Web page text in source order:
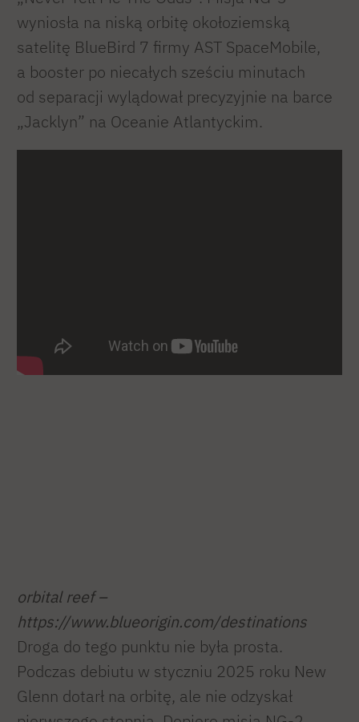
wyniosła na niską orbitę okołoziemską
satelitę BlueBird 7 firmy AST SpaceMobile,
a booster po niecałych sześciu minutach
od separacji wylądował precyzyjnie na barce
„Jacklyn” na Oceanie Atlantyckim.
orbital reef –
https://www.blueorigin.com/destinations
Droga do tego punktu nie była prosta.
Podczas debiutu w styczniu 2025 roku New
Glenn dotarł na orbitę, ale nie odzyskał